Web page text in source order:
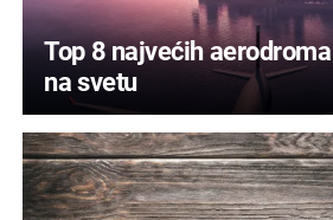
Top 8 najvećih aerodroma
na svetu